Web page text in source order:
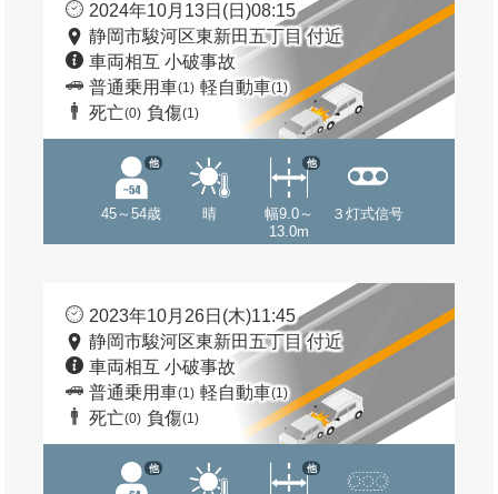
2024年10月13日(日)08:15
静岡市駿河区東新田五丁目 付近
車両相互 小破事故
普通乗用車(1) 軽自動車(1)
死亡(0) 負傷(1)
45～54歳
他
晴
幅9.0～
13.0m
他
３灯式信号
2023年10月26日(木)11:45
静岡市駿河区東新田五丁目 付近
車両相互 小破事故
普通乗用車(1) 軽自動車(1)
死亡(0) 負傷(1)
他 他